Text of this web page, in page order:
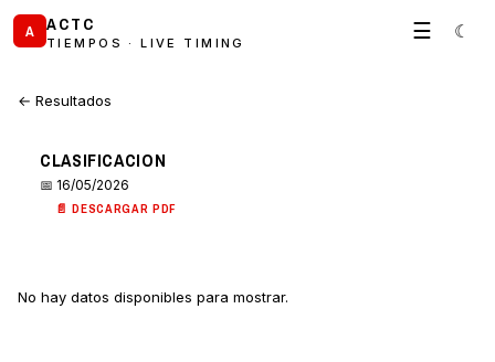
A ACTC
TIEMPOS · LIVE TIMING ☰ ☾
← Resultados
CLASIFICACION
📅 16/05/2026
📄 DESCARGAR PDF
No hay datos disponibles para mostrar.